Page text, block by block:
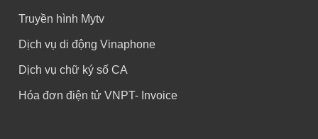
Truyền hình Mytv
Dịch vụ di động Vinaphone
Dịch vụ chữ ký số CA
Hóa đơn điện tử VNPT- Invoice